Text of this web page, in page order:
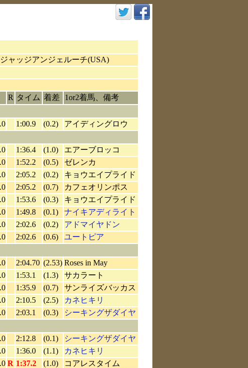
ッジアンジェルーチ(USA)
R タイム 着差
1or2着馬、備考
1:00.9 (0.2)
アイディングロウ
1:36.4 (1.0)
エアーブロッコ
1:52.2 (0.5)
ゼレンカ
2:05.2 (0.2)
キョウエイプライド
2:05.2 (0.7)
カフェオリンポス
1:53.6 (0.3)
キョウエイプライド
1:49.8 (0.1)
ナイキアディライト
2:02.6 (0.2)
アドマイヤドン
2:02.6 (0.6)
ユートピア
2:04.70 (2.53) Roses in May
1:53.1 (1.3)
サカラート
1:35.9 (0.7)
サンライズバッカス
2:10.5 (2.5)
カネヒキリ
2:03.1 (0.3)
シーキングザダイヤ
2:12.8 (0.1)
シーキングザダイヤ
1:36.0 (1.1)
カネヒキリ
R 1:37.2 (1.0)
コアレスタイム